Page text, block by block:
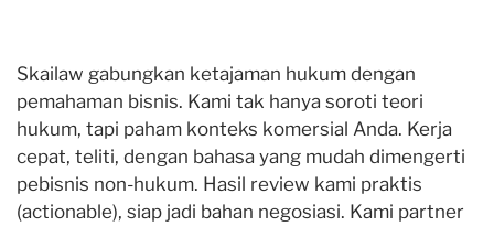
Skailaw gabungkan ketajaman hukum dengan
pemahaman bisnis. Kami tak hanya soroti teori
hukum, tapi paham konteks komersial Anda. Kerja
cepat, teliti, dengan bahasa yang mudah dimengerti
pebisnis non-hukum. Hasil review kami praktis
(actionable), siap jadi bahan negosiasi. Kami partner